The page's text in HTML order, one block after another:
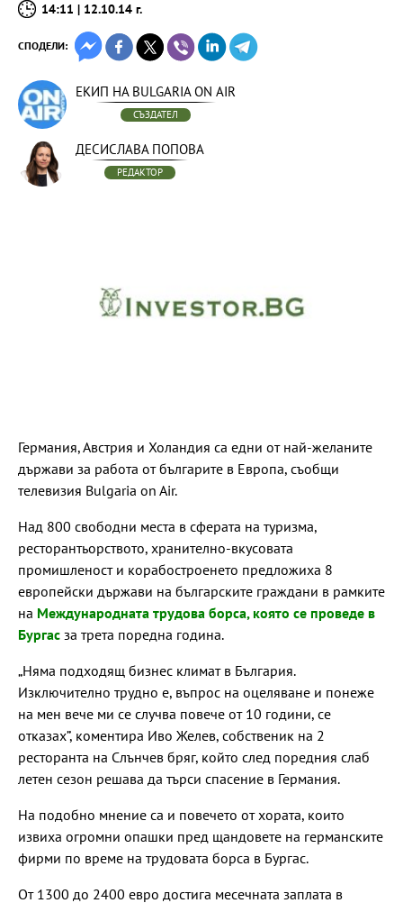
14:11 | 12.10.14 г.
СПОДЕЛИ:
ЕКИП НА BULGARIA ON AIR
СЪЗДАТЕЛ
ДЕСИСЛАВА ПОПОВА
РЕДАКТОР
Германия, Австрия и Холандия са едни от най-желаните
държави за работа от българите в Европа, съобщи
телевизия Bulgaria on Air.
Над 800 свободни места в сферата на туризма,
ресторантьорството, хранително-вкусовата
промишленост и корабостроенето предложиха 8
европейски държави на българските граждани в рамките
на Международната трудова борса, която се проведе в
Бургас за трета поредна година.
„Няма подходящ бизнес климат в България.
Изключително трудно е, въпрос на оцеляване и понеже
на мен вече ми се случва повече от 10 години, се
отказах”, коментира Иво Желев, собственик на 2
ресторанта на Слънчев бряг, който след поредния слаб
летен сезон решава да търси спасение в Германия.
На подобно мнение са и повечето от хората, които
извиха огромни опашки пред щандовете на германските
фирми по време на трудовата борса в Бургас.
От 1300 до 2400 евро достига месечната заплата в